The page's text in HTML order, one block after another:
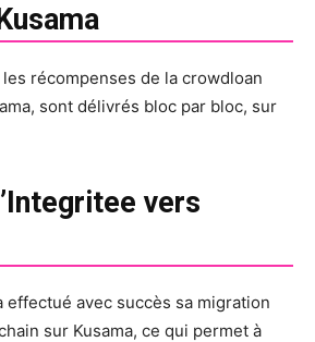
récompenses de la crowdloan
sont délivrés bloc par bloc, sur
vers
effectué avec succès sa migration
sur Kusama, ce qui permet à